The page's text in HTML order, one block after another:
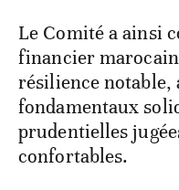
Le Comité a ainsi
financier
résilience notable,
fondamentaux
prudentielles
confortables.